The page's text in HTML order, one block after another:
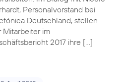
Personalvorstand bei
Deutschland, stellen
Mitarbeiter im
2017 ihre […]